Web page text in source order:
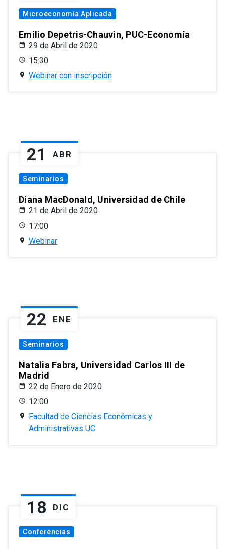
Microeconomía Aplicada
Emilio Depetris-Chauvin, PUC-Economía
29 de Abril de 2020
15:30
Webinar con inscripción
21 ABR
Seminarios
Diana MacDonald, Universidad de Chile
21 de Abril de 2020
17:00
Webinar
22 ENE
Seminarios
Natalia Fabra, Universidad Carlos III de
Madrid
22 de Enero de 2020
12:00
Facultad de Ciencias Económicas y
Administrativas UC
18 DIC
Conferencias